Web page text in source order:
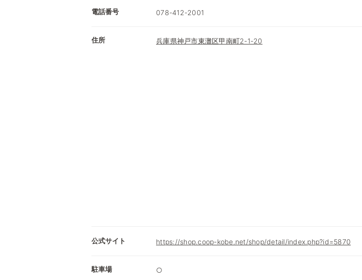
電話番号 078-412-2001
住所 兵庫県神戸市東灘区甲南町2-1-20
公式サイト https://shop.coop-kobe.net/shop/detail/index.php?id=5870
駐車場 ○